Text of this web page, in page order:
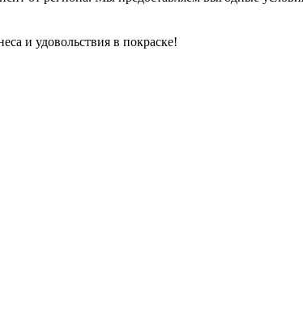
и удовольствия в покраске!